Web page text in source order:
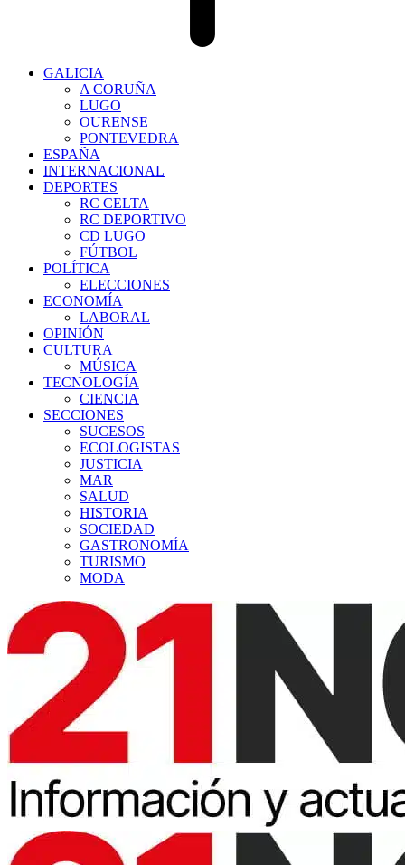
GALICIA
A CORUÑA
LUGO
OURENSE
PONTEVEDRA
ESPAÑA
INTERNACIONAL
DEPORTES
RC CELTA
RC DEPORTIVO
CD LUGO
FÚTBOL
POLÍTICA
ELECCIONES
ECONOMÍA
LABORAL
OPINIÓN
CULTURA
MÚSICA
TECNOLOGÍA
CIENCIA
SECCIONES
SUCESOS
ECOLOGISTAS
JUSTICIA
MAR
SALUD
HISTORIA
SOCIEDAD
GASTRONOMÍA
TURISMO
MODA